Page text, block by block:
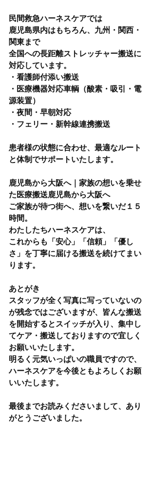
民間救急ハーネスケアでは
鹿児島県内はもちろん、九州・関西・
関東まで
全国への長距離ストレッチャー搬送に
対応しています。
・看護師付添い搬送
・医療機器対応車輌（酸素・吸引・電
源装置）
・夜間・早朝対応
・フェリー・新幹線連携搬送
患者様の状態に合わせ、最適なルート
と体制でサポートいたします。
鹿児島から大阪へ｜家族の想いを乗せ
た医療搬送鹿児島から大阪へ
ご家族が待つ街へ、想いを繋いだ１５
時間。
わたしたちハーネスケアは、
これからも「安心」「信頼」「優し
さ」を丁寧に届ける搬送を続けてまい
ります。
あとがき
スタッフが全く写真に写っていないの
が残念ではございますが、皆んな搬送
を開始するとスイッチが入り、集中し
てケア・搬送しておりますので宜しく
お願いいたします。
明るく元気いっぱいの職員ですので、
ハーネスケアを今後ともよろしくお願
いいたします。
最後までお読みくださいまして、あり
がとうございました。